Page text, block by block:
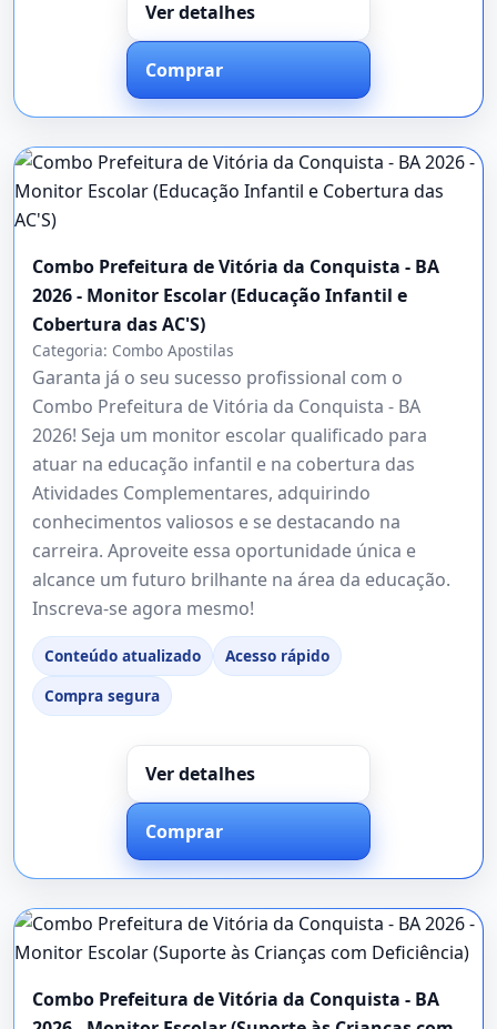
Ver detalhes
Comprar
Combo Prefeitura de Vitória da Conquista - BA
2026 - Monitor Escolar (Educação Infantil e
Cobertura das AC'S)
Categoria: Combo Apostilas
Garanta já o seu sucesso profissional com o
Combo Prefeitura de Vitória da Conquista - BA
2026! Seja um monitor escolar qualificado para
atuar na educação infantil e na cobertura das
Atividades Complementares, adquirindo
conhecimentos valiosos e se destacando na
carreira. Aproveite essa oportunidade única e
alcance um futuro brilhante na área da educação.
Inscreva-se agora mesmo!
Conteúdo atualizado
Acesso rápido
Compra segura
Ver detalhes
Comprar
Combo Prefeitura de Vitória da Conquista - BA